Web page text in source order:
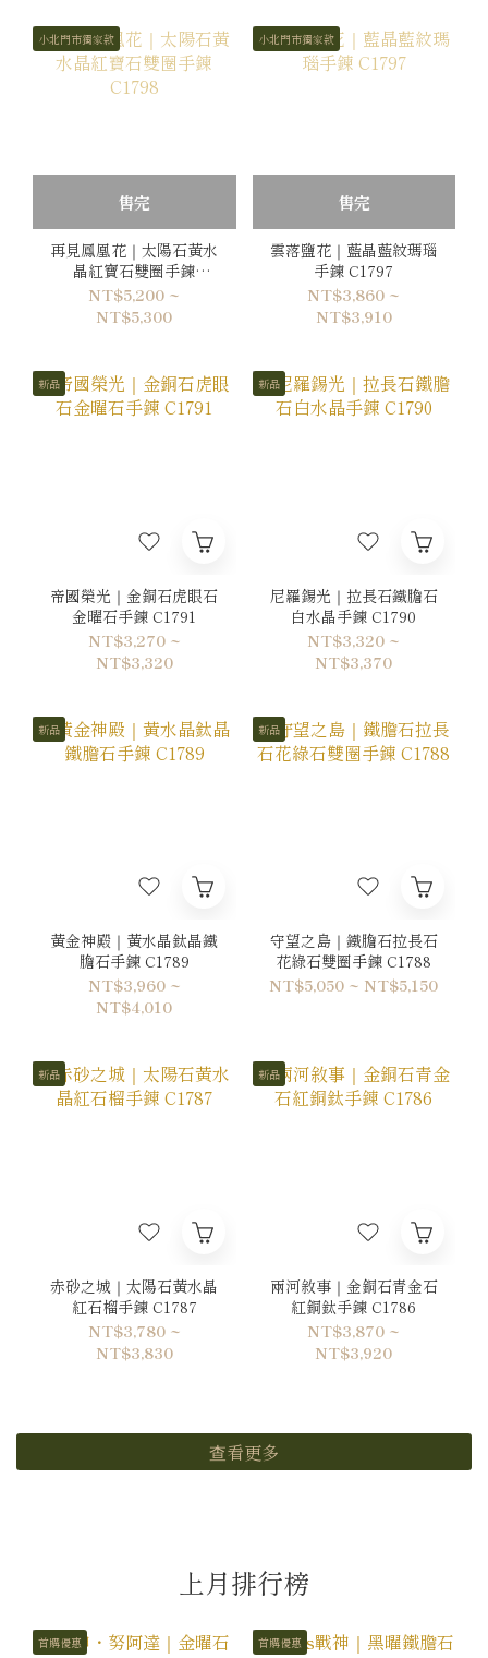
小北門市獨家款
售完
再見鳳凰花｜太陽石黃水
晶紅寶石雙圈手鍊
C1798
NT$5,200 ~
NT$5,300
小北門市獨家款
售完
雲落鹽花｜藍晶藍紋瑪瑙
手鍊 C1797
NT$3,860 ~
NT$3,910
新品
帝國榮光｜金銅石虎眼石
金曜石手鍊 C1791
NT$3,270 ~
NT$3,320
新品
尼羅錫光｜拉長石鐵膽石
白水晶手鍊 C1790
NT$3,320 ~
NT$3,370
新品
黃金神殿｜黃水晶鈦晶鐵
膽石手鍊 C1789
NT$3,960 ~
NT$4,010
新品
守望之島｜鐵膽石拉長石
花綠石雙圈手鍊 C1788
NT$5,050 ~ NT$5,150
新品
赤砂之城｜太陽石黃水晶
紅石榴手鍊 C1787
NT$3,780 ~
NT$3,830
新品
兩河敘事｜金銅石青金石
紅銅鈦手鍊 C1786
NT$3,870 ~
NT$3,920
查看更多
上月排行榜
首購優惠 首購優惠